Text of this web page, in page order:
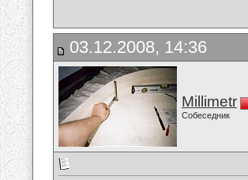
03.12.2008, 14:36
Millimetr
Собеседник